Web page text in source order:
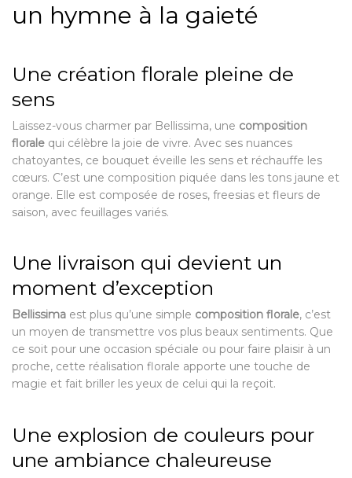
un hymne à la gaieté
Une création florale pleine de
sens
Laissez-vous charmer par Bellissima, une composition
florale qui célèbre la joie de vivre. Avec ses nuances
chatoyantes, ce bouquet éveille les sens et réchauffe les
cœurs. C’est une composition piquée dans les tons jaune et
orange. Elle est composée de roses, freesias et fleurs de
saison, avec feuillages variés.
Une livraison qui devient un
moment d’exception
Bellissima est plus qu’une simple composition florale, c’est
un moyen de transmettre vos plus beaux sentiments. Que
ce soit pour une occasion spéciale ou pour faire plaisir à un
proche, cette réalisation florale apporte une touche de
magie et fait briller les yeux de celui qui la reçoit.
Une explosion de couleurs pour
une ambiance chaleureuse